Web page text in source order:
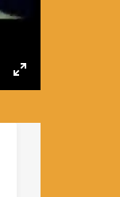
Fullscreen